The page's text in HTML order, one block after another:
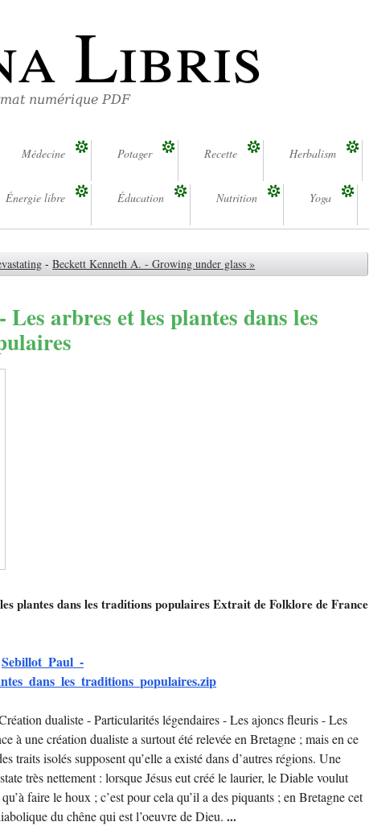
Libris
numérique PDF
Médecine Potager Recette Herbalism
Énergie libre Éducation Nutrition Yoga
- Beckett Kenneth A. - Growing under glass »
arbres et les plantes dans les
plantes dans les traditions populaires Extrait de Folklore de France
Sebillot_Paul_-
dualiste - Particularités légendaires - Les ajoncs fleuris - Les
à une création dualiste a surtout été relevée en Bretagne ; mais en ce
traits isolés supposent qu’elle a existé dans d’autres régions. Une
très nettement : lorsque Jésus eut créé le laurier, le Diable voulut
faire le houx ; c’est pour cela qu’il a des piquants ; en Bretagne cet
du chêne qui est l’oeuvre de Dieu....